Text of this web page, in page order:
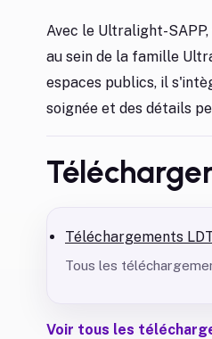
Avec le Ultralight-
au sein de la famille
espaces publics, il
soignée et des détails
Téléchargements
Tous les
Voir tous les